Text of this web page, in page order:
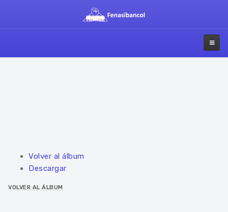
Volver al álbum
Descargar
VOLVER AL ÁLBUM